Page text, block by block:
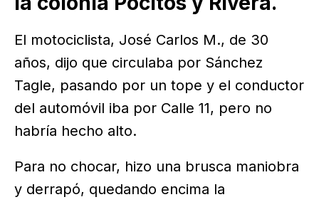
El motociclista, José Carlos M., de 30
años, dijo que circulaba por Sánchez
Tagle, pasando por un tope y el conductor
del automóvil iba por Calle 11, pero no
habría hecho alto.
Para no chocar, hizo una brusca maniobra
y derrapó, quedando encima la